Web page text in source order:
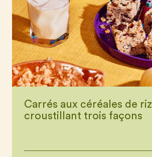
Carrés aux céréales de riz
croustillant trois façons